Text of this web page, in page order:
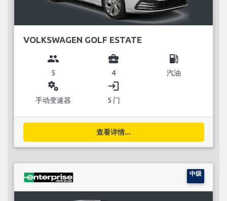
VOLKSWAGEN GOLF ESTATE
group
5
business_center
4
local_gas_station
汽油
miscellaneous_services
手动变速器
login
5 门
查看详情...
中级